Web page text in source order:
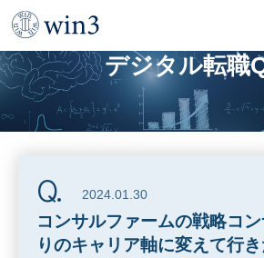
TOP
コンサルファームの戦略コンサルからITよりのキャリア
デジタル転職
2024.01.30
コンサルファームの戦略コ
りのキャリア軸に変えて行